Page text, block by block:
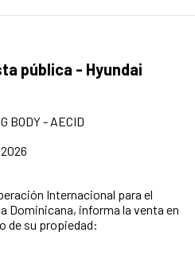
item
pública - Hyundai
BODY - AECID
Internacional para el
Dominicana, informa la venta en
de su propiedad: